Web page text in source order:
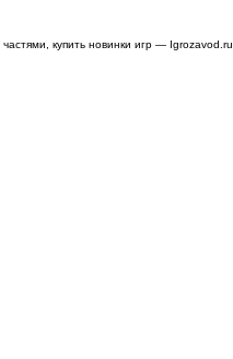
купить новинки игр — Igrozavod.ru